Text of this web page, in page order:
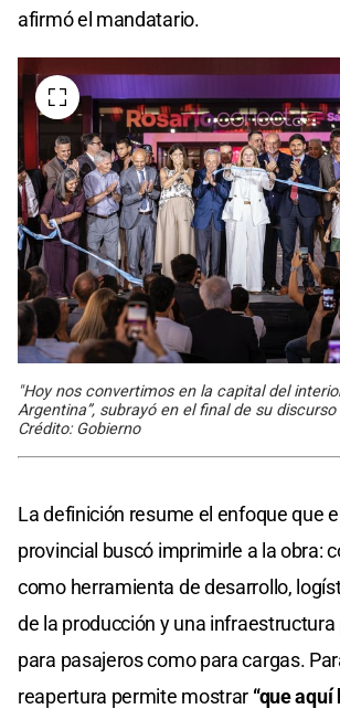
afirmó el mandatario.
"Hoy nos convertimos en la capital del
Argentina”, subrayó en el final de su
Crédito: Gobierno
La definición resume el enfoque que
provincial buscó imprimirle a la obra:
como herramienta de desarrollo,
de la producción y una
para pasajeros como para cargas.
reapertura permite mostrar “que aquí